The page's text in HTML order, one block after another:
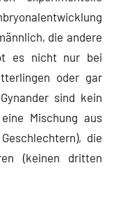
die andere
es nicht nur bei
oder gar
sind kein
Mischung aus
die
(keinen dritten